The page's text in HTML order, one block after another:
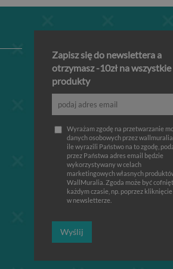
Zapisz się do newslettera a
otrzymasz -10zł na wszystkie
produkty
Wyrażam zgodę na przetwarzanie
danych osobowych przez
ile wyrazili Państwo na to zgodę,
przez Państwa adres email będzie
wykorzystywany w celach
marketingowych własnych
WallMuralia. Zgoda może być
każdym czasie, np. poprzez
w newsletterze.
Wyślij